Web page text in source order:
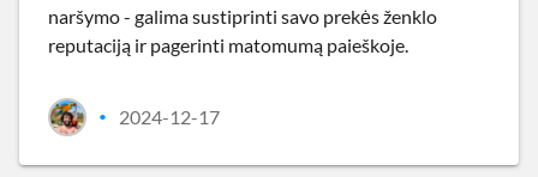
naršymo - galima sustiprinti savo prekės ženklo
reputaciją ir pagerinti matomumą paieškoje.
• 2024-12-17